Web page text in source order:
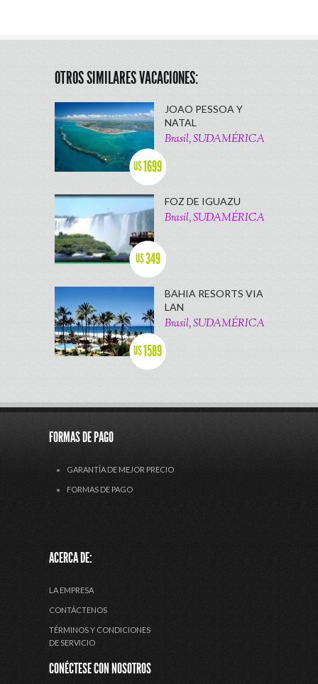
OTROS SIMILARES VACACIONES:
U$1699
JOAO PESSOA Y
NATAL
Brasil, SUDAMÉRICA
U$349
FOZ DE IGUAZU
Brasil, SUDAMÉRICA
U$1589
BAHIA RESORTS VIA
LAN
Brasil, SUDAMÉRICA
FORMAS DE PAGO
GARANTÍA DE MEJOR PRECIO
FORMAS DE PAGO
ACERCA DE:
LA EMPRESA
CONTÁCTENOS
TÉRMINOS Y CONDICIONES
DE SERVICIO
CONÉCTESE CON NOSOTROS